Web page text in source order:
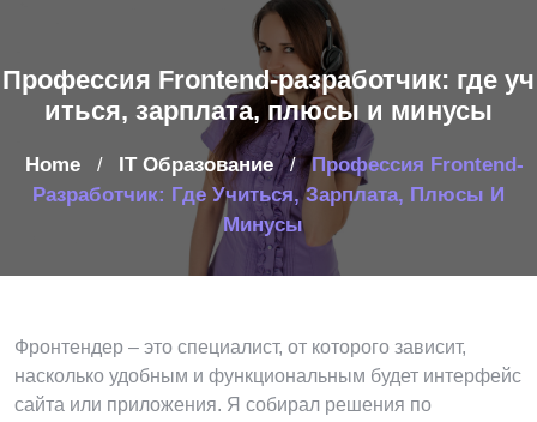
Профессия Frontend-разработчик: где уч
иться, зарплата, плюсы и минусы
Home / IT Образование /
Профессия Frontend-
Разработчик: Где Учиться, Зарплата, Плюсы И
Минусы
Фронтендер – это специалист, от которого зависит,
насколько удобным и функциональным будет интерфейс
сайта или приложения. Я собирал решения по